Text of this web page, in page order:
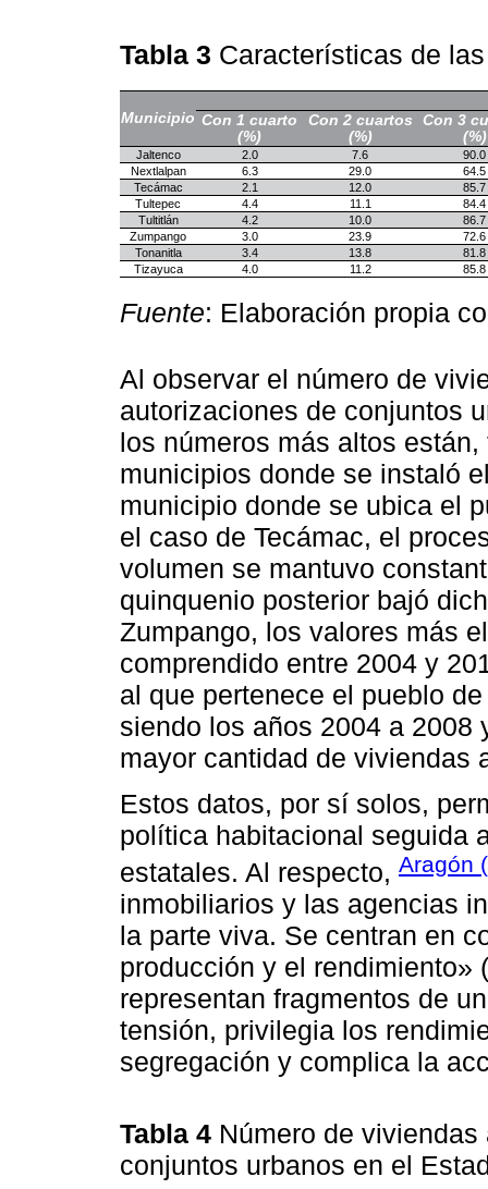
Tabla 3 Características de
Municipio Con 1 cuarto
(%)
Con 2 cuartos
(%)
Con 3
(%)
Jaltenco 2.0 7.6
90.0
Nextlalpan
6.3 29.0
64.5
Tecámac
2.1 12.0
85.7
Tultepec
4.4 11.1
84.4
Tultitlán
4.2 10.0
86.7
Zumpango
3.0 23.9
72.6
Tonanitla
3.4 13.8
81.8
Tizayuca
4.0 11.2 85.8
Fuente: Elaboración propia
Al observar el número de
autorizaciones de conjuntos
los números más altos
municipios donde se instaló
municipio donde se ubica el
el caso de Tecámac, el
volumen se mantuvo
quinquenio posterior bajó
Zumpango, los valores más
comprendido entre 2004 y
al que pertenece el pueblo
siendo los años 2004 a 2008
mayor cantidad de viviendas
Estos datos, por sí solos,
política habitacional seguida
estatales. Al respecto, Aragón
inmobiliarios y las agencias
la parte viva. Se centran en
producción y el rendimiento»
representan fragmentos de
tensión, privilegia los
segregación y complica la
Tabla 4 Número de
conjuntos urbanos en el